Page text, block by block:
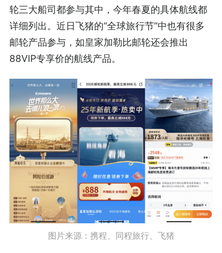
轮三大船司都参与其中，今年春夏的具体航线都
详细列出。近日飞猪的“全球旅行节”中也有很多
邮轮产品参与，如皇家加勒比邮轮还会推出
88VIP专享价的航线产品。
图片来源：携程、同程旅行、飞猪